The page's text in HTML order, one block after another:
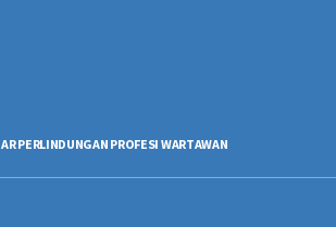
PERLINDUNGAN PROFESI WARTAWAN